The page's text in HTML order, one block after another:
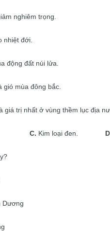
nghiêm trọng.
nhiệt đới.
động đất núi lửa.
mùa đông bắc.
giá trị nhất ở vùng thềm lục địa
C. Kim loại đen.
Dương